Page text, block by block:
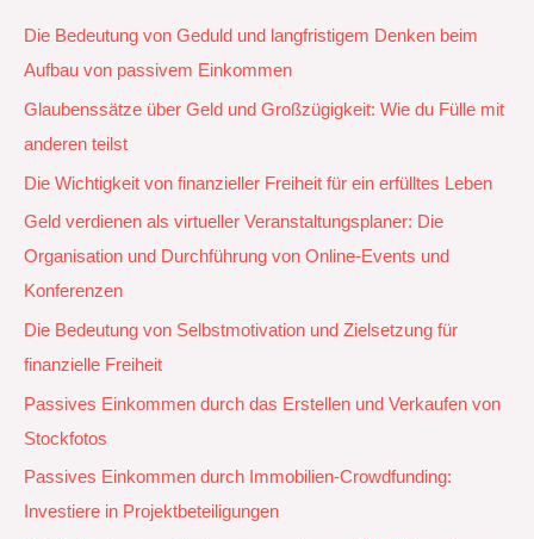
Die Bedeutung von Geduld und langfristigem Denken beim
Aufbau von passivem Einkommen
Glaubenssätze über Geld und Großzügigkeit: Wie du Fülle mit
anderen teilst
Die Wichtigkeit von finanzieller Freiheit für ein erfülltes Leben
Geld verdienen als virtueller Veranstaltungsplaner: Die
Organisation und Durchführung von Online-Events und
Konferenzen
Die Bedeutung von Selbstmotivation und Zielsetzung für
finanzielle Freiheit
Passives Einkommen durch das Erstellen und Verkaufen von
Stockfotos
Passives Einkommen durch Immobilien-Crowdfunding:
Investiere in Projektbeteiligungen